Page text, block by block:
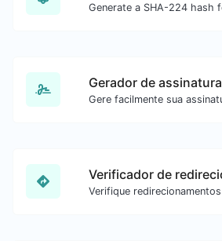
Gerador de assinatura